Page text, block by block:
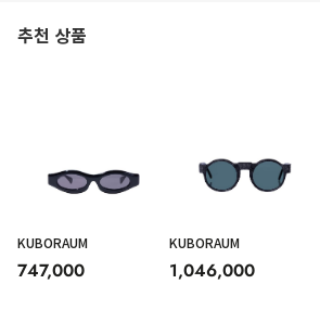
추천 상품
KUBORAUM
747,000
KUBORAUM
1,046,000